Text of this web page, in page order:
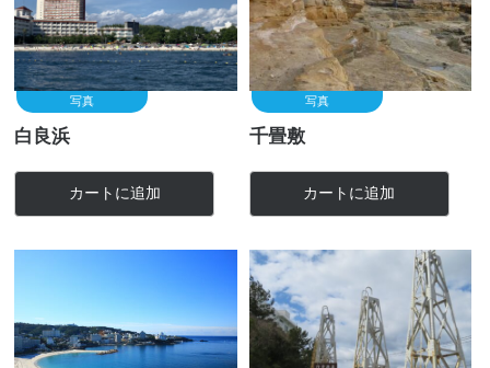
写真
白良浜
カートに追加
写真
千畳敷
カートに追加